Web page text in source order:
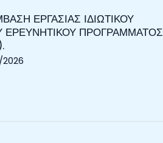
ΕΡΓΑΣΙΑΣ ΙΔΙΩΤΙΚΟΥ
ΕΡΕΥΝΗΤΙΚΟΥ ΠΡΟΓΡΑΜΜΑΤΟΣ